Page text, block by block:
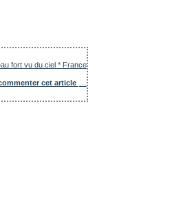
fort vu du ciel * France
cet article